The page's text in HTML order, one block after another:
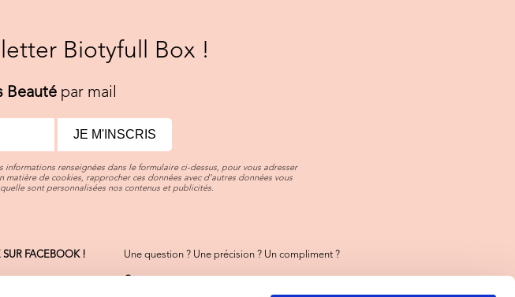
Biotyfull Box !
Beautépar mail
JE M'INSCRIS
renseignées dans le formulaire ci-dessus, pour vous adresser
de cookies, rapprocher ces données avec d’autres données vous
sont personnalisées nos contenus et publicités.
FACEBOOK ! Une question ? Une précision ? Un compliment ?